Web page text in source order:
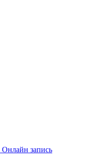
Онлайн запись